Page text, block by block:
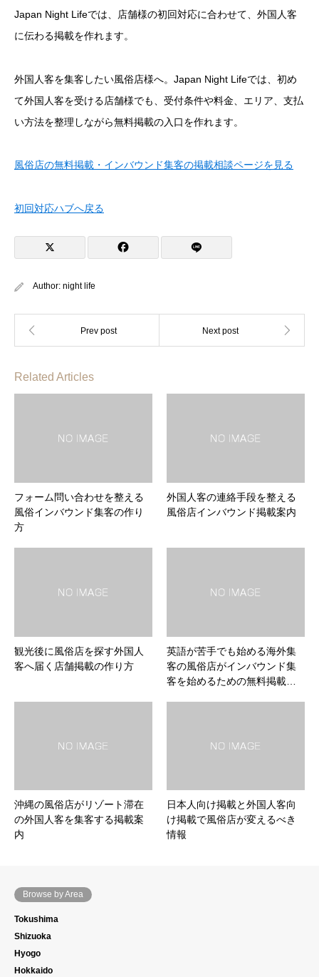
Japan Night Lifeでは、店舗様の初回対応に合わせて、外国人客
に伝わる掲載を作れます。
外国人客を集客したい風俗店様へ。Japan Night Lifeでは、初め
て外国人客を受ける店舗様でも、受付条件や料金、エリア、支払
い方法を整理しながら無料掲載の入口を作れます。
風俗店の無料掲載・インバウンド集客の掲載相談ページを見る
初回対応ハブへ戻る
Author: night life
Related Articles
フォーム問い合わせを整える
風俗インバウンド集客の作り
方
外国人客の連絡手段を整える
風俗店インバウンド掲載案内
観光後に風俗店を探す外国人
客へ届く店舗掲載の作り方
英語が苦手でも始める海外集
客の風俗店がインバウンド集
客を始めるための無料掲載…
沖縄の風俗店がリゾート滞在
の外国人客を集客する掲載案
内
日本人向け掲載と外国人客向
け掲載で風俗店が変えるべき
情報
Browse by Area
Tokushima
Shizuoka
Hyogo
Hokkaido